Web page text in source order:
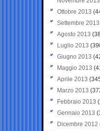
Ottobre 2013
Settembre 2013
Agosto 2013
Luglio 2013
Giugno 2013
Maggio 2013
Aprile 2013
Marzo 2013
Febbraio 2013
Gennaio 2013
Dicembre 2012